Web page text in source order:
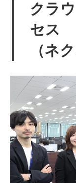
クラ
セス
（ネ